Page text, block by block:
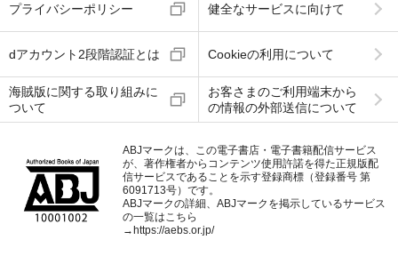
プライバシーポリシー 健全なサービスに向けて
dアカウント2段階認証とは Cookieの利用について
海賊版に関する取り組みに
ついて
お客さまのご利用端末から
の情報の外部送信について
ABJマークは、この電子書店・電子書籍配信サービス
が、著作権者からコンテンツ使用許諾を得た正規版配
信サービスであることを示す登録商標（登録番号 第
6091713号）です。
ABJマークの詳細、ABJマークを掲示しているサービス
の一覧はこちら
→https://aebs.or.jp/